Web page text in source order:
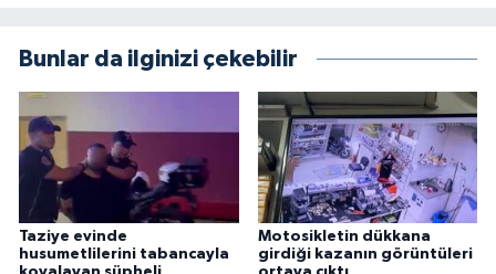
Bunlar da ilginizi çekebilir
Taziye evinde
husumetlilerini tabancayla
Motosikletin dükkana
girdiği kazanın görüntüleri